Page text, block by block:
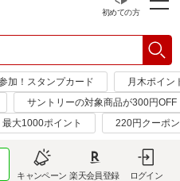
初めての方
加！スタンプカード
月木ポイン
サントリーの対象商品が300円OFF
最大1000ポイント 220円クーポ
キャンペーン 楽天会員登録 ログイン